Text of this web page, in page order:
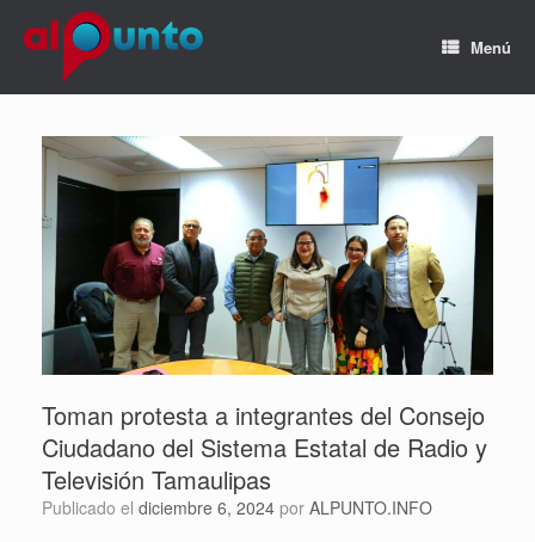
Menú
Toman protesta a integrantes del Consejo
Ciudadano del Sistema Estatal de Radio y
Televisión Tamaulipas
Publicado el diciembre 6, 2024 por ALPUNTO.INFO